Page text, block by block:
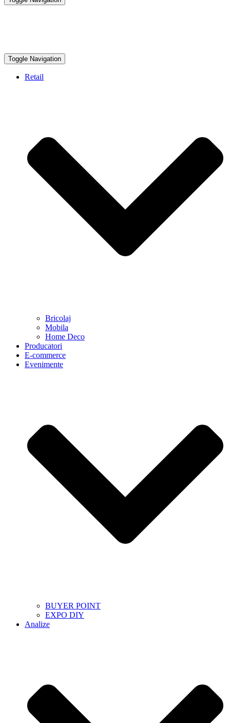
Toggle Navigation
Retail
Bricolaj
Mobila
Home Deco
Producatori
E-commerce
Evenimente
BUYER POINT
EXPO DIY
Analize